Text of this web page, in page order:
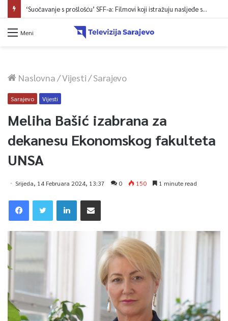
‘Suočavanje s prošlošću’ SFF-a: Filmovi koji istražuju nasljeđe sukoba i mogućnosti otpora
Meni
Naslovna/Vijesti/Sarajevo
Sarajevo Vijesti
Meliha Bašić izabrana za
dekanesu Ekonomskog fakulteta
UNSA
Srijeda, 14 Februara 2024, 13:37 0 150 1 minute read